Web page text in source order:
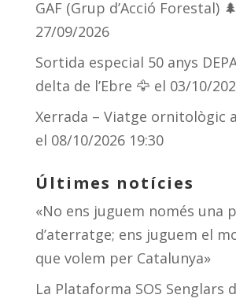
GAF (Grup d’Acció Forestal) 🌲
27/09/2026
Sortida especial 50 anys
delta de l’Ebre 🦅 el 03/10/
Xerrada – Viatge ornitològic
el 08/10/2026 19:30
Últimes notícies
«No ens juguem només una
d’aterratge; ens juguem el
que volem per Catalunya»
La Plataforma SOS Senglars